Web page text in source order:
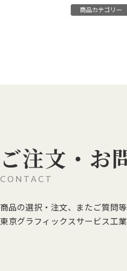
商品カテゴリー
ご注文・お
CONTACT
商品の選択・注文、またご質問
東京グラフィックスサービス工